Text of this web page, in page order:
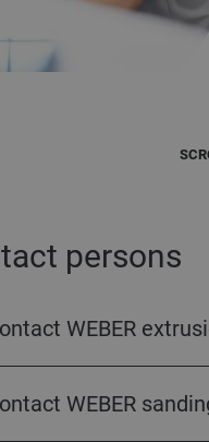
persons
WEBER
WEBER